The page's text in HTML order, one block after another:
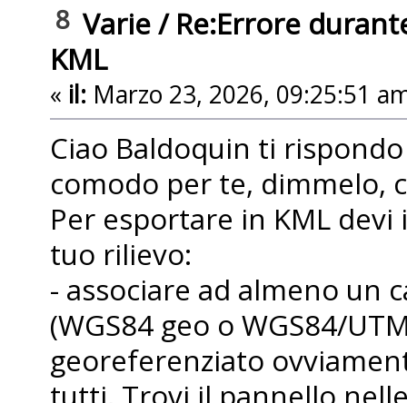
8 Varie/ Re:Errore
KML
« il: Marzo 23, 2026, 09:25:51
Ciao Baldoquin ti
comodo per te, dimmelo,
Per esportare in KML
tuo rilievo:
- associare ad almeno un
(WGS84 geo o WGS84/
georeferenziato